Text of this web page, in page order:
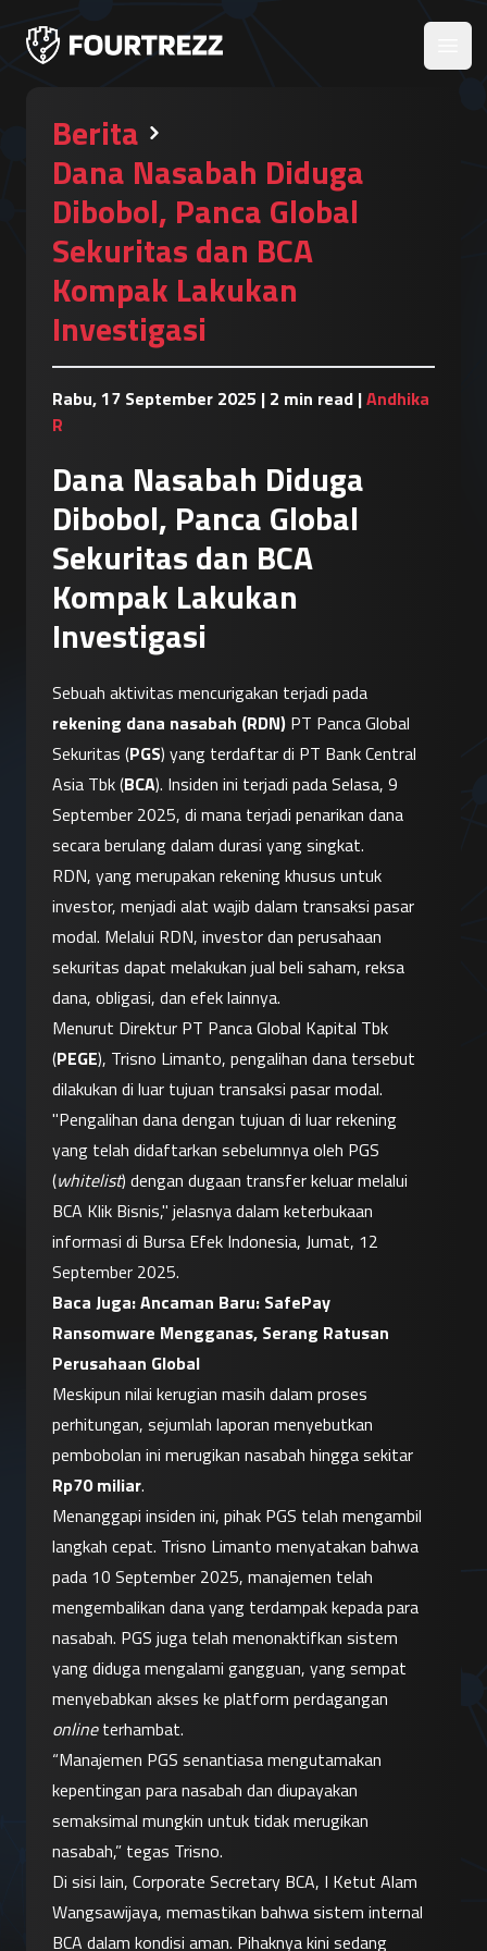
Berita
Dana Nasabah Diduga
Dibobol, Panca Global
Sekuritas dan BCA
Kompak Lakukan
Investigasi
Rabu, 17 September 2025 | 2 min read |Andhika
R
Dana Nasabah Diduga
Dibobol, Panca Global
Sekuritas dan BCA
Kompak Lakukan
Investigasi
rekening dana nasabah (RDN) PT Panca Global
Sekuritas (PGS) yang terdaftar di PT Bank Central
Asia Tbk (BCA). Insiden ini terjadi pada Selasa, 9
September 2025, di mana terjadi penarikan dana
secara berulang dalam durasi yang singkat.
RDN, yang merupakan rekening khusus untuk
investor, menjadi alat wajib dalam transaksi pasar
modal. Melalui RDN, investor dan perusahaan
sekuritas dapat melakukan jual beli saham, reksa
dana, obligasi, dan efek lainnya.
Menurut Direktur PT Panca Global Kapital Tbk
(PEGE), Trisno Limanto, pengalihan dana tersebut
dilakukan di luar tujuan transaksi pasar modal.
"Pengalihan dana dengan tujuan di luar rekening
yang telah didaftarkan sebelumnya oleh PGS
(whitelist) dengan dugaan transfer keluar melalui
BCA Klik Bisnis," jelasnya dalam keterbukaan
informasi di Bursa Efek Indonesia, Jumat, 12
September 2025.
Baca Juga: Ancaman Baru: SafePay
Ransomware Mengganas, Serang Ratusan
Perusahaan Global
Meskipun nilai kerugian masih dalam proses
perhitungan, sejumlah laporan menyebutkan
Rp70 miliar.
Menanggapi insiden ini, pihak PGS telah mengambil
langkah cepat. Trisno Limanto menyatakan bahwa
pada 10 September 2025, manajemen telah
mengembalikan dana yang terdampak kepada para
nasabah. PGS juga telah menonaktifkan sistem
yang diduga mengalami gangguan, yang sempat
online terhambat.
“Manajemen PGS senantiasa mengutamakan
kepentingan para nasabah dan diupayakan
semaksimal mungkin untuk tidak merugikan
nasabah,” tegas Trisno.
Di sisi lain, Corporate Secretary BCA, I Ketut Alam
Wangsawijaya, memastikan bahwa sistem internal
BCA dalam kondisi aman. Pihaknya kini sedang